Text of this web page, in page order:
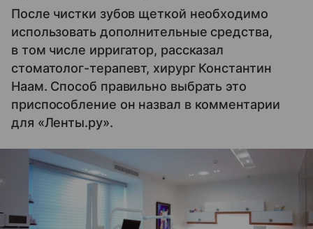
После чистки зубов щеткой необходимо
использовать дополнительные средства,
в том числе ирригатор, рассказал
стоматолог-терапевт, хирург Константин
Наам. Способ правильно выбрать это
приспособление он назвал в комментарии
для «Ленты.ру».